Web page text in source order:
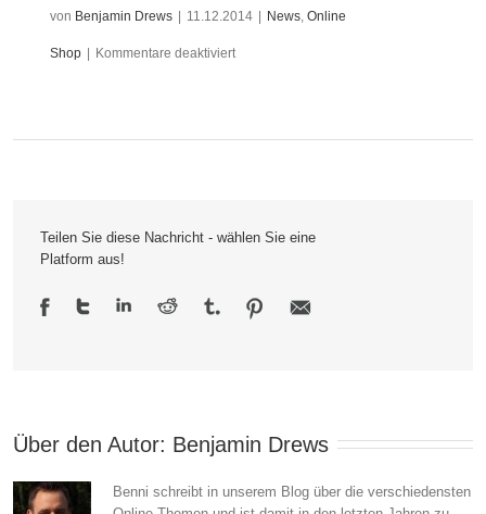
von Benjamin Drews 11.12.2014 News, Online
Shop Kommentare deaktiviertfür
SSL
deaktivieren
Teilen Sie diese Nachricht - wählen Sie eine
Platform aus!
Über den Autor: Benjamin Drews
Benni schreibt in unserem Blog über die verschiedensten